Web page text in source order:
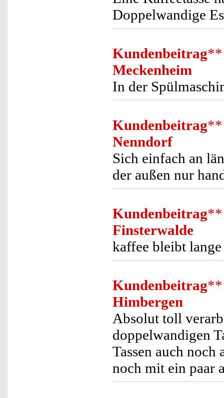
Doppelwandige
Kundenbeitrag**
Meckenheim
In der
Kundenbeitrag**
Nenndorf
Sich einfach an
der außen nur
Kundenbeitrag**
Finsterwalde
kaffee bleibt
Kundenbeitrag**
Himbergen
Absolut toll
doppelwandigen
Tassen auch noch
noch mit ein paar